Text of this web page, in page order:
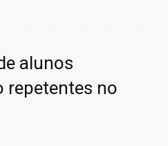
alunos
repetentes no